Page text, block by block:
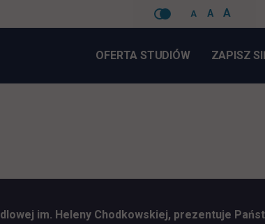
A A
A
nawigacje
OFERTA STUDIÓW ZAPISZ
im. Heleny Chodkowskiej, prezentuje